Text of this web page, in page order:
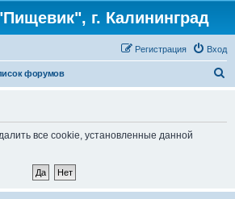
г. Калининград
Вход
Регистрация
форумов
все cookie, установленные данной